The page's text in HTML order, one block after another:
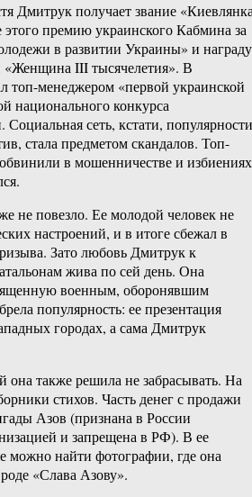
Дмитрук получает звание
этого премию украинского Кабмина за
в развитии Украины» и награду
«Женщина III тысячелетия». В
топ-менеджером «первой украинской
национального конкурса
Социальная сеть, кстати, популярности
стала предметом скандалов. Топ-
в мошенничестве и
не повезло. Ее молодой человек не
настроений, и в итоге сбежал в
Зато любовь Дмитрук к
жива по сей день. Она
военным, оборонявшим
популярность: ее презентация
городах, а сама Дмитрук
она также решила не забрасывать. На
стихов. Часть денег с продажи
Азов (признана в России
и запрещена в РФ). В ее
можно найти фотографии, где она
«Слава Азову».